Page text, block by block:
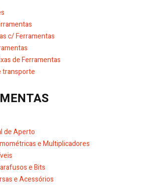
c/ Ferramentas
de Ferramentas
transporte
de Aperto
e Multiplicadores
e Bits
e Acessórios